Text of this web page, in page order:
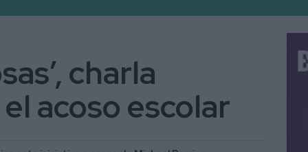
charla
acoso escolar